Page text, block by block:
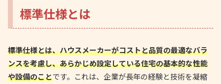
標準仕様とは
標準仕様とは、ハウスメーカーがコストと品質の最適なバラ
ンスを考慮し、あらかじめ設定している住宅の基本的な性能
や設備のことです。これは、企業が長年の経験と技術を凝縮